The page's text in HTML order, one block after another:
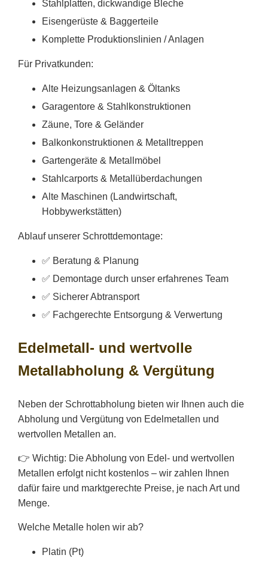
Stahlplatten, dickwandige Bleche
Eisengerüste & Baggerteile
Komplette Produktionslinien / Anlagen
Für Privatkunden:
Alte Heizungsanlagen & Öltanks
Garagentore & Stahlkonstruktionen
Zäune, Tore & Geländer
Balkonkonstruktionen & Metalltreppen
Gartengeräte & Metallmöbel
Stahlcarports & Metallüberdachungen
Alte Maschinen (Landwirtschaft,
Hobbywerkstätten)
Ablauf unserer Schrottdemontage:
✅ Beratung & Planung
✅ Demontage durch unser erfahrenes Team
✅ Sicherer Abtransport
✅ Fachgerechte Entsorgung & Verwertung
Edelmetall- und wertvolle
Metallabholung & Vergütung
Neben der Schrottabholung bieten wir Ihnen auch die
Abholung und Vergütung von Edelmetallen und
wertvollen Metallen an.
👉 Wichtig: Die Abholung von Edel- und wertvollen
Metallen erfolgt nicht kostenlos – wir zahlen Ihnen
dafür faire und marktgerechte Preise, je nach Art und
Menge.
Welche Metalle holen wir ab?
Platin (Pt)